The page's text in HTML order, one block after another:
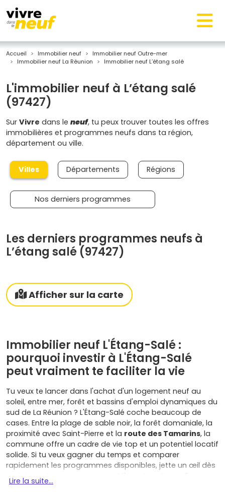
Accueil Immobilier neuf
Immobilier neuf Outre-mer
Immobilier neuf La Réunion
Immobilier neuf L’étang salé
L'immobilier neuf à L’étang salé
(97427)
Sur Vivre dans le neuf, tu peux trouver toutes les offres
immobilières et programmes neufs dans ta région,
département ou ville.
Villes Départements Régions
Nos derniers programmes
Les derniers programmes neufs à
L’étang salé (97427)
Afficher sur la carte
Immobilier neuf L'Étang-Salé :
pourquoi investir à L'Étang-Salé
peut vraiment te faciliter la vie
Tu veux te lancer dans l'achat d'un logement neuf au
soleil, entre mer, forêt et bassins d'emploi dynamiques du
sud de La Réunion ? L'Étang-Salé coche beaucoup de
cases. Entre la plage de sable noir, la forêt domaniale, la
proximité avec Saint-Pierre et la route des Tamarins, la
commune offre un cadre de vie top et un potentiel locatif
solide. Si tu veux gagner du temps et comparer
rapidement les programmes disponibles, jette un œil dès
maintenant aux annonces sur
lance ton projet de
Lire la suite...